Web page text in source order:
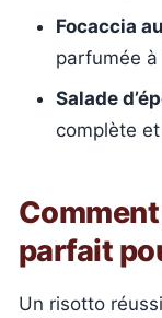
Focaccia
parfumée à
Salade
complète
parfait
Un risotto